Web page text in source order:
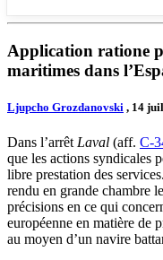
Application ratione
maritimes dans
Ljupcho Grozdanovski , 14
Dans l’arrêt Laval (aff.
que les actions syndicales
libre prestation des
rendu en grande chambre
précisions en ce qui
européenne en matière de
au moyen d’un navire